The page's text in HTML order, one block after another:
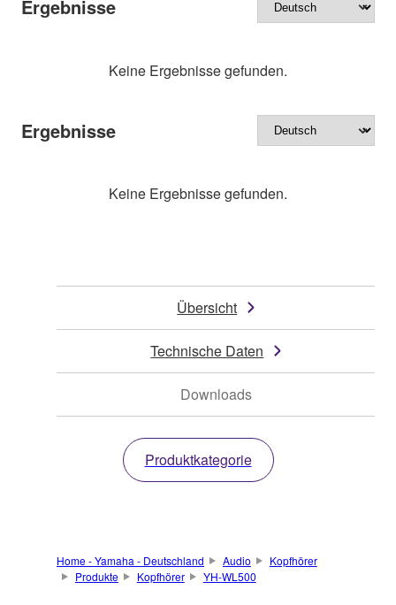
Ergebnisse
Keine Ergebnisse gefunden.
Ergebnisse
Keine Ergebnisse gefunden.
Übersicht
Technische Daten
Downloads
Produktkategorie
Home - Yamaha - Deutschland Audio
Kopfhörer
Produkte
Kopfhörer YH-WL500